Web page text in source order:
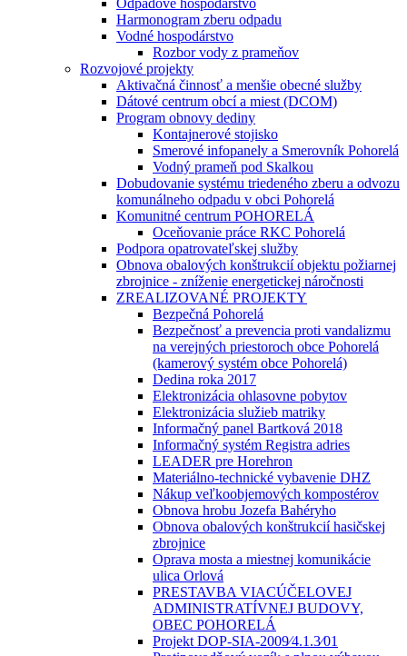
Odpadové hospodárstvo
Harmonogram zberu odpadu
Vodné hospodárstvo
Rozbor vody z prameňov
Rozvojové projekty
Aktivačná činnosť a menšie obecné služby
Dátové centrum obcí a miest (DCOM)
Program obnovy dediny
Kontajnerové stojisko
Smerové infopanely a Smerovník Pohorelá
Vodný prameň pod Skalkou
Dobudovanie systému triedeného zberu a odvozu
komunálneho odpadu v obci Pohorelá
Komunitné centrum POHORELÁ
Oceňovanie práce RKC Pohorelá
Podpora opatrovateľskej služby
Obnova obalových konštrukcií objektu požiarnej
zbrojnice - zníženie energetickej náročnosti
ZREALIZOVANÉ PROJEKTY
Bezpečná Pohorelá
Bezpečnosť a prevencia proti vandalizmu
na verejných priestoroch obce Pohorelá
(kamerový systém obce Pohorelá)
Dedina roka 2017
Elektronizácia ohlasovne pobytov
Elektronizácia služieb matriky
Informačný panel Bartková 2018
Informačný systém Registra adries
LEADER pre Horehron
Materiálno-technické vybavenie DHZ
Nákup veľkoobjemových kompostérov
Obnova hrobu Jozefa Bahéryho
Obnova obalových konštrukcií hasičskej
zbrojnice
Oprava mosta a miestnej komunikácie
ulica Orlová
PRESTAVBA VIACÚČELOVEJ
ADMINISTRATÍVNEJ BUDOVY,
OBEC POHORELÁ
Projekt DOP-SIA-2009⁄4.1.3⁄01